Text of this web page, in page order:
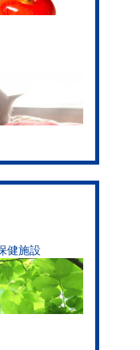
健施設